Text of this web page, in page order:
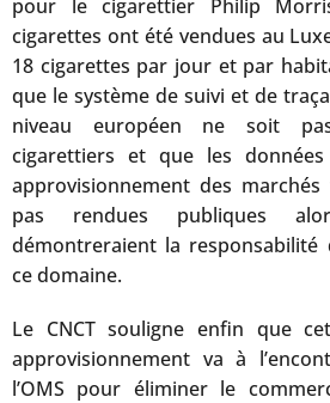
pour le cigarettier Philip
cigarettes ont été vendues au
18 cigarettes par jour et par
que le système de suivi et de
niveau européen ne soit
cigarettiers et que les
approvisionnement des
pas rendues publiques
démontreraient la responsabilité
ce domaine.
Le CNCT souligne enfin que
approvisionnement va à
l’OMS pour éliminer le